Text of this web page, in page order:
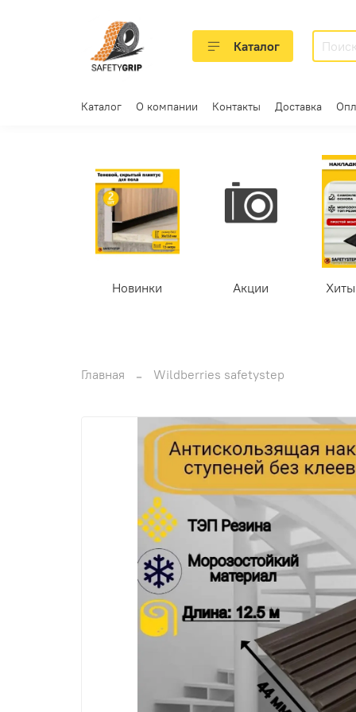
Каталог
Каталог О компании Контакты Доставка
Новинки Акции
Главная Wildberries safetystep